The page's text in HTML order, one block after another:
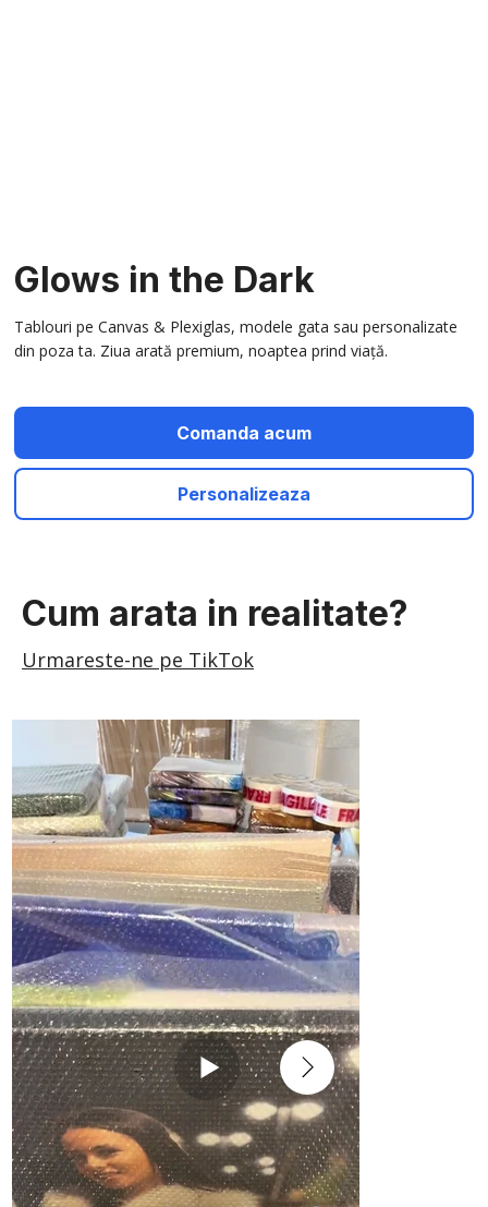
Glows in the Dark
Tablouri pe Canvas & Plexiglas, modele gata sau personalizate
din poza ta. Ziua arată premium, noaptea prind viață.
Comanda acum
Personalizeaza
Cum arata in realitate?
Urmareste-ne pe TikTok